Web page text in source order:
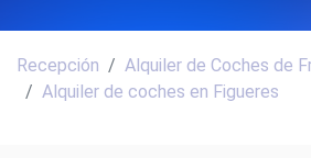
Recepción
Alquiler de Coches de
Alquiler de coches en Figueres